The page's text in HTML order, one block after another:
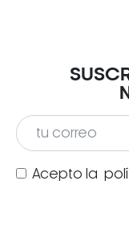
Acepto la